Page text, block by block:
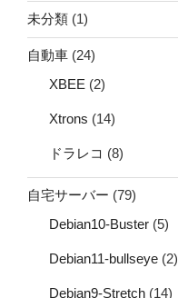
未分類 (1)
自動車 (24)
XBEE (2)
Xtrons (14)
ドラレコ (8)
自宅サーバー (79)
Debian10-Buster (5)
Debian11-bullseye (2)
Debian9-Stretch (14)